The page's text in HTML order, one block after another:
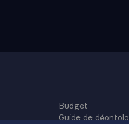
Budget
Guide de